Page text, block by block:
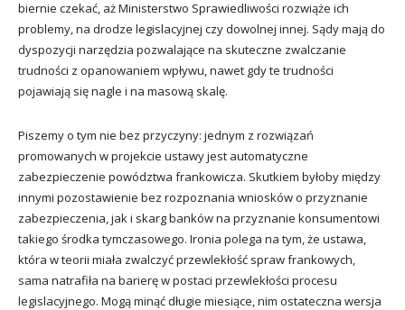
biernie czekać, aż Ministerstwo Sprawiedliwości rozwiąże ich
problemy, na drodze legislacyjnej czy dowolnej innej. Sądy mają do
dyspozycji narzędzia pozwalające na skuteczne zwalczanie
trudności z opanowaniem wpływu, nawet gdy te trudności
pojawiają się nagle i na masową skalę.
Piszemy o tym nie bez przyczyny: jednym z rozwiązań
promowanych w projekcie ustawy jest automatyczne
zabezpieczenie powództwa frankowicza. Skutkiem byłoby między
innymi pozostawienie bez rozpoznania wniosków o przyznanie
zabezpieczenia, jak i skarg banków na przyznanie konsumentowi
takiego środka tymczasowego. Ironia polega na tym, że ustawa,
która w teorii miała zwalczyć przewlekłość spraw frankowych,
sama natrafiła na barierę w postaci przewlekłości procesu
legislacyjnego. Mogą minąć długie miesiące, nim ostateczna wersja